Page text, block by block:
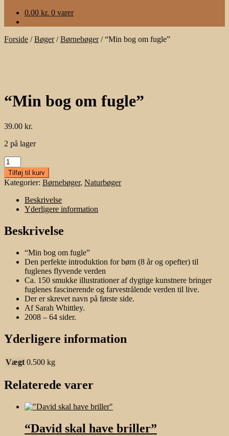
0.00 kr. 0 varer
Forside /Bøger/Børnebøger/“Min bog om fugle”
“Min bog om fugle”
39.00 kr.
2 på lager
"Min
bog
om
fugle"
antal
Tilføj til kurv
Kategorier: Børnebøger, Naturbøger
Beskrivelse
Yderligere information
Beskrivelse
“Min bog om fugle”
Den perfekte introduktion for børn (8 år og opefter) til
fuglenes flyvende verden
Ca. 150 smukke illustrationer af dygtige kunstnere bringer
fuglenes fascinerende og farvestrålende verden til live.
Der er skrevet navn på første side.
Af Sarah Whittley.
2008 – 64 sider.
Yderligere information
Vægt 0.500 kg
Relaterede varer
“David skal have briller”